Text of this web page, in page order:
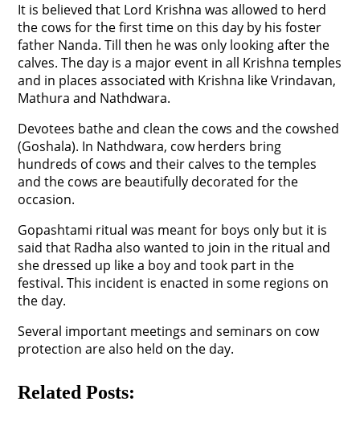
It is believed that Lord Krishna was allowed to herd
the cows for the first time on this day by his foster
father Nanda. Till then he was only looking after the
calves. The day is a major event in all Krishna temples
and in places associated with Krishna like Vrindavan,
Mathura and Nathdwara.
Devotees bathe and clean the cows and the cowshed
(Goshala). In Nathdwara, cow herders bring
hundreds of cows and their calves to the temples
and the cows are beautifully decorated for the
occasion.
Gopashtami ritual was meant for boys only but it is
said that Radha also wanted to join in the ritual and
she dressed up like a boy and took part in the
festival. This incident is enacted in some regions on
the day.
Several important meetings and seminars on cow
protection are also held on the day.
Related Posts: